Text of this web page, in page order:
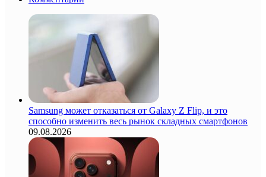
Samsung может отказаться от Galaxy Z Flip, и это
способно изменить весь рынок складных смартфонов
09.08.2026